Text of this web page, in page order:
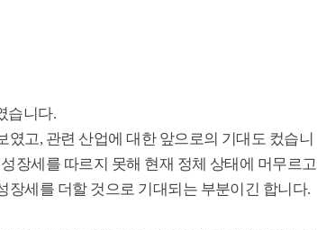
습니다.
고, 관련 산업에 대한 앞으로의 기대도 컸습니
장세를 따르지 못해 현재 정체 상태에 머무르고
세를 더할 것으로 기대되는 부분이긴 합니다.